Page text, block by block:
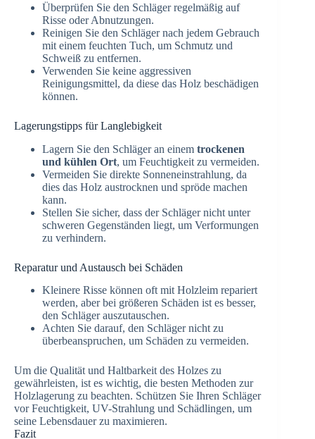
Überprüfen Sie den Schläger regelmäßig auf
Risse oder Abnutzungen.
Reinigen Sie den Schläger nach jedem Gebrauch
mit einem feuchten Tuch, um Schmutz und
Schweiß zu entfernen.
Verwenden Sie keine aggressiven
Reinigungsmittel, da diese das Holz beschädigen
können.
Lagerungstipps für Langlebigkeit
Lagern Sie den Schläger an einem trockenen
und kühlen Ort, um Feuchtigkeit zu vermeiden.
Vermeiden Sie direkte Sonneneinstrahlung, da
dies das Holz austrocknen und spröde machen
kann.
Stellen Sie sicher, dass der Schläger nicht unter
schweren Gegenständen liegt, um Verformungen
zu verhindern.
Reparatur und Austausch bei Schäden
Kleinere Risse können oft mit Holzleim repariert
werden, aber bei größeren Schäden ist es besser,
den Schläger auszutauschen.
Achten Sie darauf, den Schläger nicht zu
überbeanspruchen, um Schäden zu vermeiden.
Um die Qualität und Haltbarkeit des Holzes zu
gewährleisten, ist es wichtig, die besten Methoden zur
Holzlagerung zu beachten. Schützen Sie Ihren Schläger
vor Feuchtigkeit, UV-Strahlung und Schädlingen, um
seine Lebensdauer zu maximieren.
Fazit